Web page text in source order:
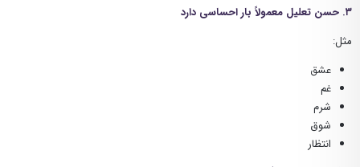
۳. حسن تعلیل معمولاً بار احساسی دارد
مثل:
عشق
غم
شرم
شوق
انتظار